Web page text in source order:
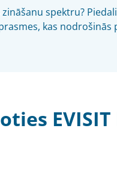
spektru?
kas nodrošinās